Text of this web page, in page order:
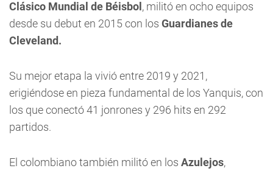
Clásico Mundial de Béisbol , militó en ocho equipos
desde su debut en 2015 con los Guardianes de
Cleveland.
Su mejor etapa la vivió entre 2019 y 2021,
erigiéndose en pieza fundamental de los Yanquis, con
los que conectó 41 jonrones y 296 hits en 292
partidos.
El colombiano también militó en los Azulejos,